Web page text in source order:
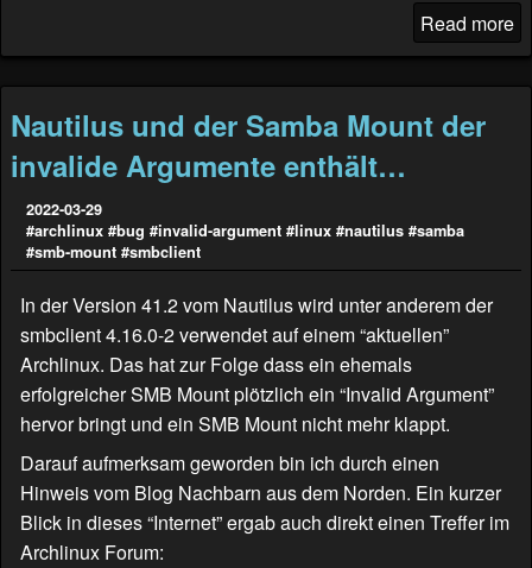
Read more
Nautilus und der Samba Mount der
invalide Argumente enthält…
2022-03-29
#archlinux #bug #invalid-argument #linux #nautilus #samba
#smb-mount #smbclient
In der Version 41.2 vom Nautilus wird unter anderem der
smbclient 4.16.0-2 verwendet auf einem “aktuellen”
Archlinux. Das hat zur Folge dass ein ehemals
erfolgreicher SMB Mount plötzlich ein “Invalid Argument”
hervor bringt und ein SMB Mount nicht mehr klappt.
Darauf aufmerksam geworden bin ich durch einen
Hinweis vom Blog Nachbarn aus dem Norden. Ein kurzer
Blick in dieses “Internet” ergab auch direkt einen Treffer im
Archlinux Forum: